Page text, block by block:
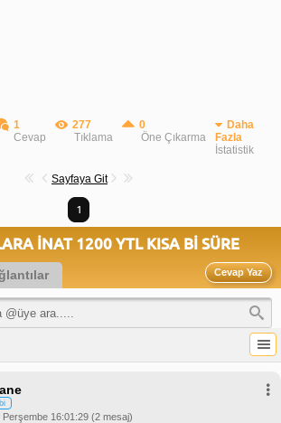
1
Cevap
277
Tıklama
0
Öne Çıkarma
Daha
Fazla
İstatistik
Sayfaya Git
1
İNAT 1200 YTL KISA Bİ SÜRE
Cevap Yaz
16:01:29 (2 mesaj)